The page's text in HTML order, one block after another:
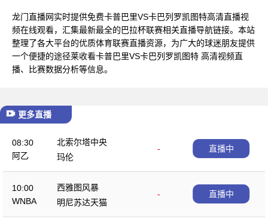
龙门直播网实时提供免费卡普巴里VS卡巴列罗凯图特高清直播视
频在线观看，汇集最新最全的巴拉杯联赛相关直播导航链接。本站
整理了各大平台的优质体育联赛直播资源，为广大的球迷朋友提供
一个便捷的途径莱收看卡普巴里VS卡巴列罗凯图特 高清视频直
播、比赛数据分析等信息。
更多直播
08:30
阿乙
北索尔塔中央
-
玛伦
直播中
10:00
WNBA
西雅图风暴
-
明尼苏达天猫
直播中